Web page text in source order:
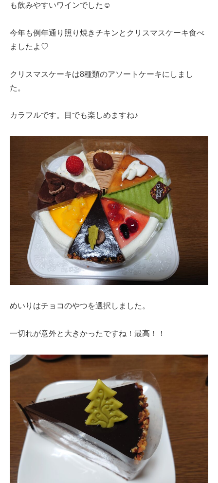
も飲みやすいワインでした☺
今年も例年通り照り焼きチキンとクリスマスケーキ食べ
ましたよ♡
クリスマスケーキは8種類のアソートケーキにしまし
た。
カラフルです。目でも楽しめますね♪
めいりはチョコのやつを選択しました。
一切れが意外と大きかったですね！最高！！